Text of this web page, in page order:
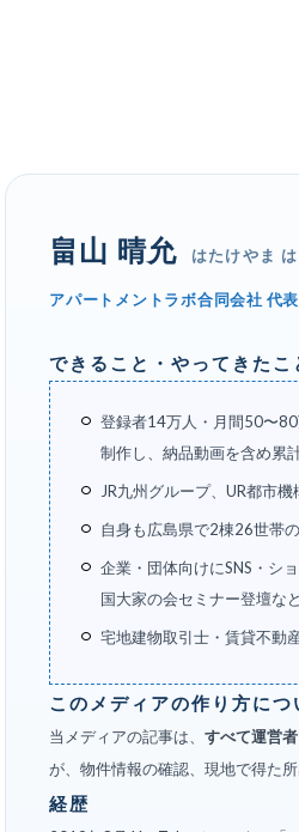
畠山 晴允 はたけやま
アパートメントラボ合同会社 代
できること・やってきたこ
登録者14万人・月間50〜
制作し、納品動画を含め累
JR九州グループ、UR都市
自身も広島県で2棟26世帯
企業・団体向けにSNS・シ
国大家の会セミナー登壇な
宅地建物取引士・賃貸不動
このメディアの作り方につ
当メディアの記事は、 すべて運営
が、物件情報の確認、現地で得た
経歴